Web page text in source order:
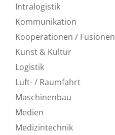
Intralogistik
Kommunikation
Kooperationen / Fusionen
Kunst & Kultur
Logistik
Luft- / Raumfahrt
Maschinenbau
Medien
Medizintechnik